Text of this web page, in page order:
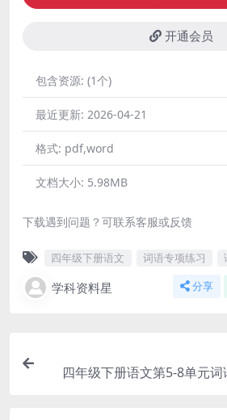
开通会员
包含资源: (1个)
最近更新: 2026-04-21
格式: pdf,word
文档大小: 5.98MB
下载遇到问题？可联系客服或反馈
四年级下册语文 词语专项练习
学科资料星 分享
四年级下册语文第5-8单元